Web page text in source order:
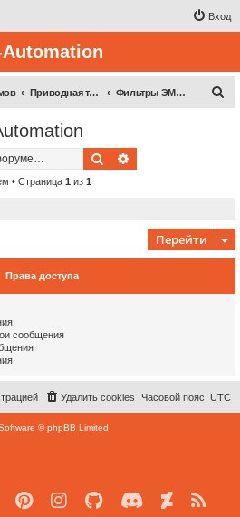
Вход
Automation
Приводная техника Фильтры ЭМС KR Automation
Поиск
• Страница 1 из 1
Перейти
Права доступа
сообщения
Часовой пояс: UTC
Удалить cookies
© phpBB Limited